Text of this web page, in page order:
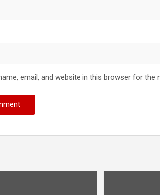
email, and website in this browser for the